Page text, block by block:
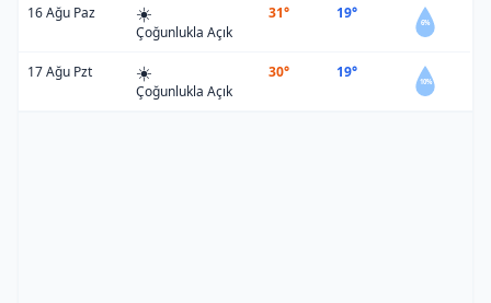
16 Ağu Paz ☀️
Çoğunlukla Açık
31° 19°
6%
17 Ağu Pzt ☀️
Çoğunlukla Açık
30° 19°
10%